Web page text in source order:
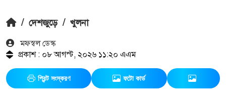
/ দেশজুড়ে / খুলনা
মফস্বল ডেস্ক
প্রকাশ : ০৮ আগস্ট, ২০২৬ ১১:২০ এএম
প্রিন্ট সংস্করণ ফটো কার্ড